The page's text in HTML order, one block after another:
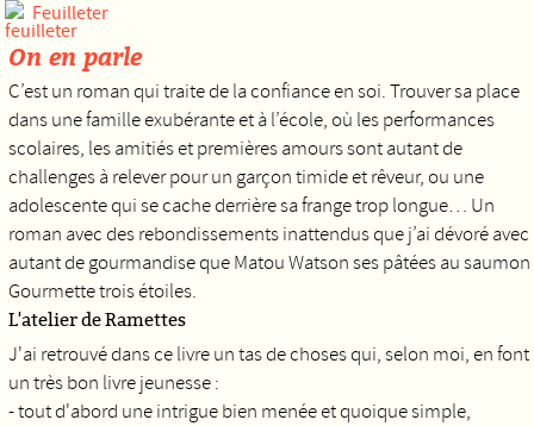
Feuilleter
On en parle
C’est un roman qui traite de la confiance en soi. Trouver sa place
dans une famille exubérante et à l’école, où les performances
scolaires, les amitiés et premières amours sont autant de
challenges à relever pour un garçon timide et rêveur, ou une
adolescente qui se cache derrière sa frange trop longue… Un
roman avec des rebondissements inattendus que j’ai dévoré avec
autant de gourmandise que Matou Watson ses pâtées au saumon
Gourmette trois étoiles.
L'atelier de Ramettes
J'ai retrouvé dans ce livre un tas de choses qui, selon moi, en font
un très bon livre jeunesse :
- tout d'abord une intrigue bien menée et quoique simple,